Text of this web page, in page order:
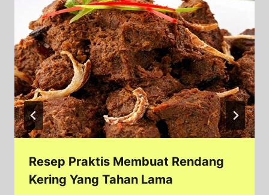
Resep Praktis Membuat Rendang
Kering Yang Tahan Lama